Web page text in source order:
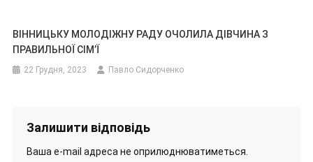
ВІННИЦЬКУ МОЛОДІЖНУ РАДУ ОЧОЛИЛА ДІВЧИНА З
ПРАВИЛЬНОЇ СІМ’Ї
22 Грудня, 2023 Павло Сидорченко
Залишити відповідь
Ваша e-mail адреса не оприлюднюватиметься.